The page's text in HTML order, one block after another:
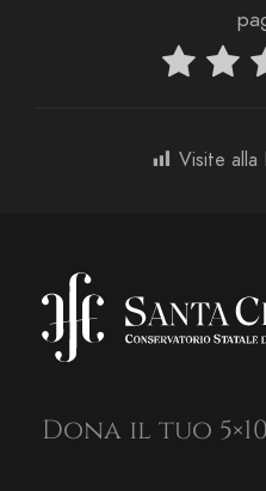
Visite alla
Dona il tuo